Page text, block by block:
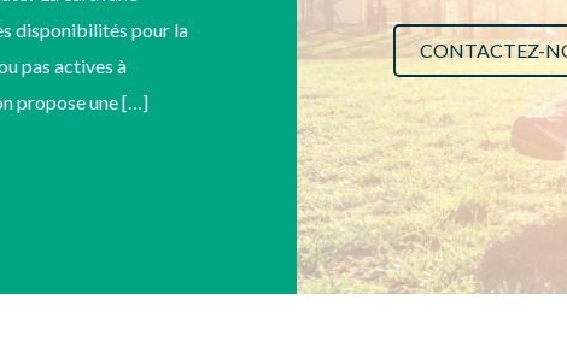
disponibilités pour la
pas actives à
propose une […]
CONTACTEZ-